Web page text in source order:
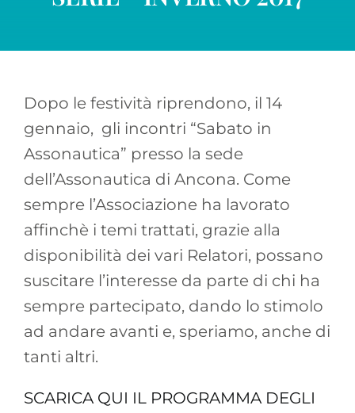
Dopo le festività riprendono, il 14
gennaio, gli incontri “Sabato in
Assonautica” presso la sede
dell’Assonautica di Ancona. Come
sempre l’Associazione ha lavorato
affinchè i temi trattati, grazie alla
disponibilità dei vari Relatori, possano
suscitare l’interesse da parte di chi ha
sempre partecipato, dando lo stimolo
ad andare avanti e, speriamo, anche di
tanti altri.
SCARICA QUI IL PROGRAMMA DEGLI